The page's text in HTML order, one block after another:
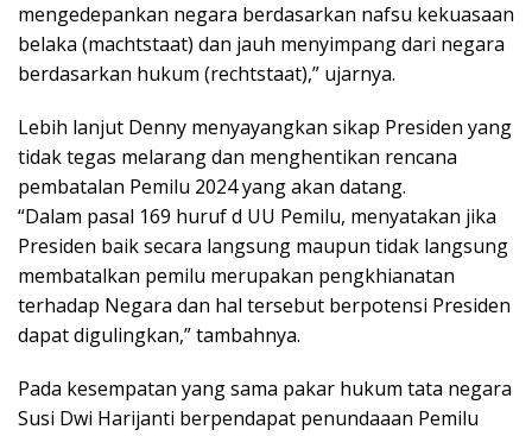
mengedepankan negara berdasarkan nafsu kekuasaan
belaka (machtstaat) dan jauh menyimpang dari negara
berdasarkan hukum (rechtstaat),” ujarnya.
Lebih lanjut Denny menyayangkan sikap Presiden yang
tidak tegas melarang dan menghentikan rencana
pembatalan Pemilu 2024 yang akan datang.
“Dalam pasal 169 huruf d UU Pemilu, menyatakan jika
Presiden baik secara langsung maupun tidak langsung
membatalkan pemilu merupakan pengkhianatan
terhadap Negara dan hal tersebut berpotensi Presiden
dapat digulingkan,” tambahnya.
Pada kesempatan yang sama pakar hukum tata negara
Susi Dwi Harijanti berpendapat penundaaan Pemilu